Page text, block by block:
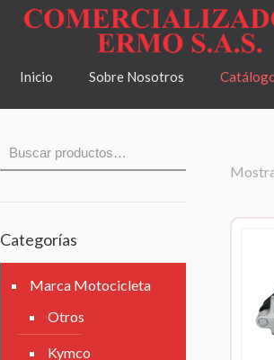
Inicio Sobre Nosotros
Categorías
Marca Motocicleta
Otros
Kymco